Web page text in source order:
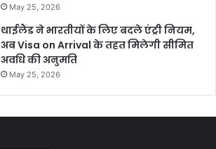
May 25, 2026
थाईलैंड ने भारतीयों के लिए बदले एंट्री नियम,
अब Visa on Arrival के तहत मिलेगी सीमित
अवधि की अनुमति
May 25, 2026